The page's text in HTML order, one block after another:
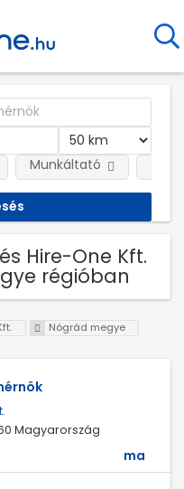
Munkáltató
Hire-One Kft.
régióban
Nógrád megye
Magyarország
ma